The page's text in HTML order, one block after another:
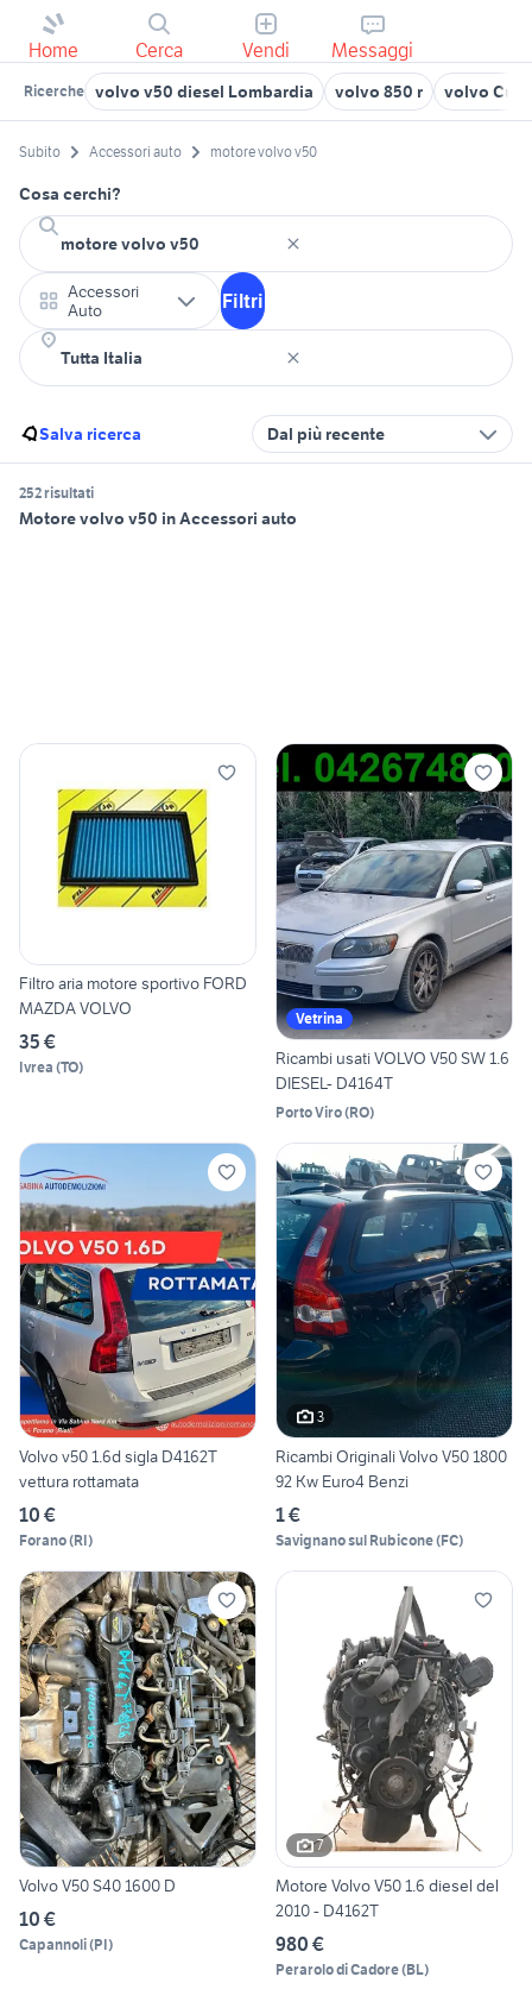
Home Cerca Vendi Messaggi
Ricerche volvo v50 diesel Lombardia volvo 850 r volvo
Subito Accessori auto motore volvo v50
Cosa cerchi?
Accessori
Auto
Filtri
Salva ricerca Dal più recente
252 risultati
Motore volvo v50 in Accessori auto
Filtro aria motore sportivo FORD
MAZDA VOLVO
35 €
Ivrea (TO)
Vetrina
Ricambi usati VOLVO V50 SW 1.6
DIESEL- D4164T
Porto Viro(RO)
Volvo v50 1.6d sigla D4162T
vettura rottamata
10 €
Forano(RI)
3
Ricambi Originali Volvo V50 1800
92 Kw Euro4 Benzi
1 €
Savignano sul Rubicone(FC)
Volvo V50 S40 1600 D
10 €
Capannoli(PI)
7
Motore Volvo V50 1.6 diesel del
2010 - D4162T
980 €
Perarolo di Cadore(BL)